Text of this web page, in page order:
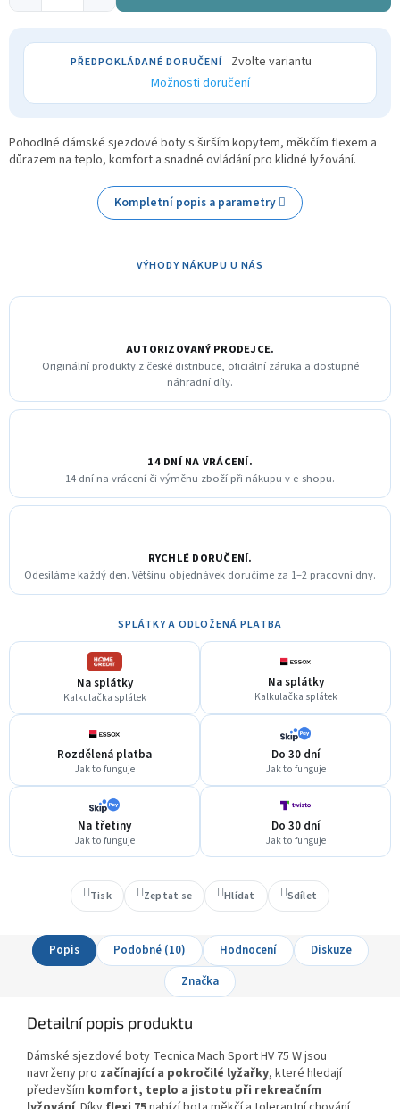
Zvolte variantu
Možnosti doručení
Pohodlné dámské sjezdové boty s širším kopytem, měkčím flexem a
důrazem na teplo, komfort a snadné ovládání pro klidné lyžování.
Kompletní popis a parametry
VÝHODY NÁKUPU U NÁS
AUTORIZOVANÝ PRODEJCE.
Originální produkty z české distribuce, oficiální záruka a dostupné
náhradní díly.
14 DNÍ NA VRÁCENÍ.
14 dní na vrácení či výměnu zboží při nákupu v e-shopu.
RYCHLÉ DORUČENÍ.
Odesíláme každý den. Většinu objednávek doručíme za 1–2 pracovní dny.
SPLÁTKY A ODLOŽENÁ PLATBA
Na splátky
Kalkulačka splátek
Na splátky
Kalkulačka splátek
Rozdělená platba
Jak to funguje
Do 30 dní
Jak to funguje
Na třetiny
Jak to funguje
Do 30 dní
Jak to funguje
Tisk Zeptat se Hlídat Sdílet
Popis Podobné (10) Hodnocení
Diskuze
Značka
Detailní popis produktu
Dámské sjezdové boty Tecnica Mach Sport HV 75 W jsou
navrženy pro začínající a pokročilé lyžařky, které hledají
především komfort, teplo a jistotu při rekreačním